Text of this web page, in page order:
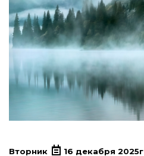
Вторник 16 декабря 2025г